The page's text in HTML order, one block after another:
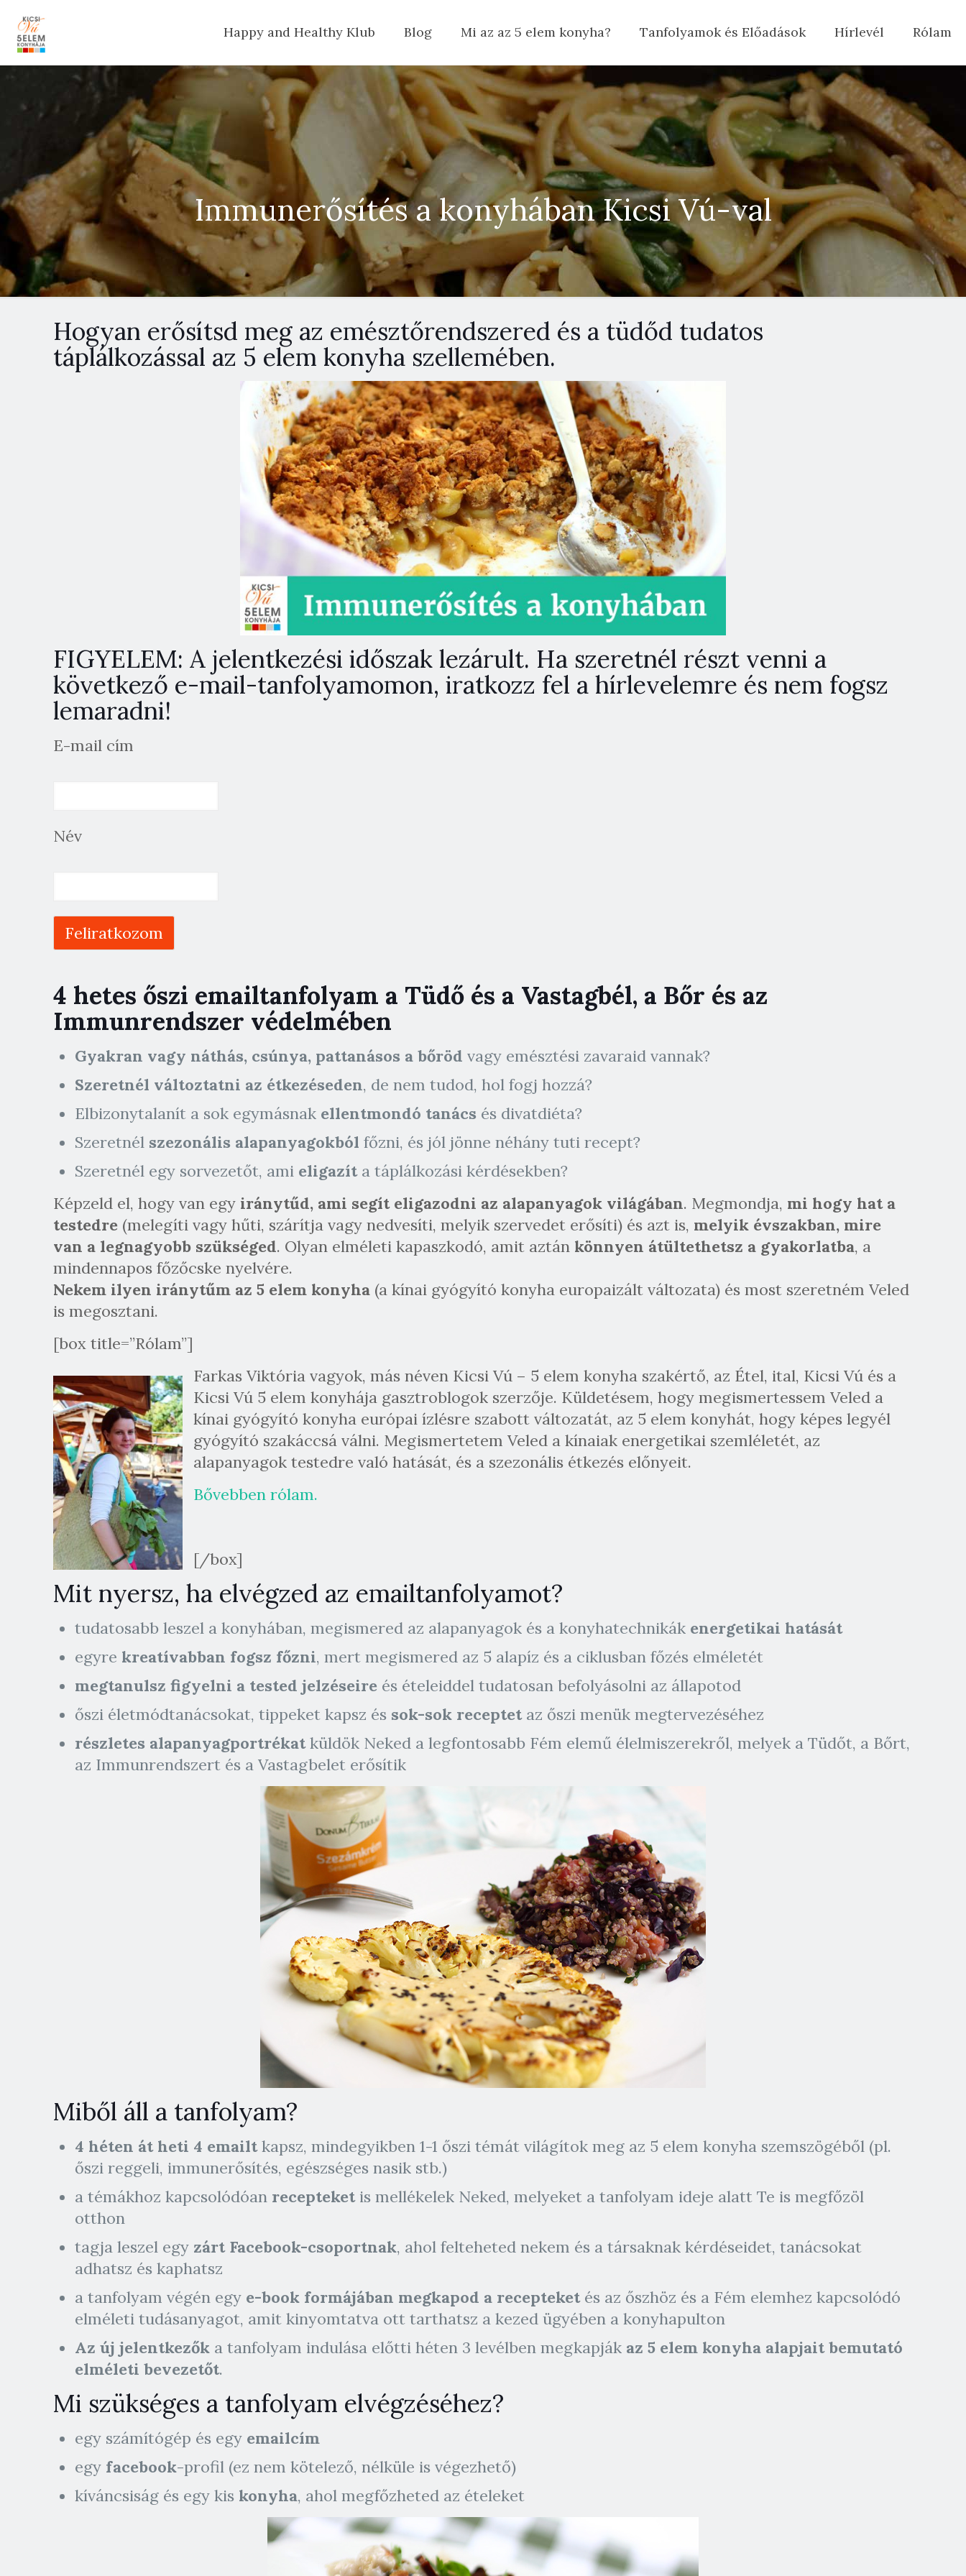
Happy and Healthy Klub Blog Mi az az 5 elem konyha? Tanfolyamok és Előadások Hírlevél Rólam
Immunerősítés a konyhában Kicsi Vú-val
Hogyan erősítsd meg az emésztőrendszered és a tüdőd tudatos
táplálkozással az 5 elem konyha szellemében.
FIGYELEM: A jelentkezési időszak lezárult. Ha szeretnél részt venni a
következő e-mail-tanfolyamomon, iratkozz fel a hírlevelemre és nem fogsz
lemaradni!
E-mail cím
Név
4 hetes őszi emailtanfolyam a Tüdő és a Vastagbél, a Bőr és az
Immunrendszer védelmében
Gyakran vagy náthás, csúnya, pattanásos a bőrödvagy emésztési zavaraid vannak?
Szeretnél változtatni az étkezéseden, de nem tudod, hol fogj hozzá?
Elbizonytalanít a sok egymásnak ellentmondó tanács és divatdiéta?
Szeretnél szezonális alapanyagokból főzni, és jól jönne néhány tuti recept?
Szeretnél egy sorvezetőt, ami eligazíta táplálkozási kérdésekben?
Képzeld el, hogy van egy iránytűd, ami segít eligazodni az alapanyagok világában. Megmondja, mi hogy hat a
testedre (melegíti vagy hűti, szárítja vagy nedvesíti, melyik szervedet erősíti) és azt is, melyik évszakban, mire
van a legnagyobb szükséged. Olyan elméleti kapaszkodó, amit aztán könnyen átültethetsz a gyakorlatba, a
mindennapos főzőcske nyelvére.
Nekem ilyen iránytűm az 5 elem konyha (a kínai gyógyító konyha europaizált változata) és most szeretném Veled
is megosztani.
[box title=”Rólam”]
Farkas Viktória vagyok, más néven Kicsi Vú – 5 elem konyha szakértő, az Étel, ital, Kicsi Vú és a
Kicsi Vú 5 elem konyhája gasztroblogok szerzője. Küldetésem, hogy megismertessem Veled a
kínai gyógyító konyha európai ízlésre szabott változatát, az 5 elem konyhát, hogy képes legyél
gyógyító szakáccsá válni. Megismertetem Veled a kínaiak energetikai szemléletét, az
alapanyagok testedre való hatását, és a szezonális étkezés előnyeit.
Bővebben rólam.
[/box]
Mit nyersz, ha elvégzed az emailtanfolyamot?
tudatosabb leszel a konyhában, megismered az alapanyagok és a konyhatechnikák energetikai hatását
egyre kreatívabban fogsz főzni, mert megismered az 5 alapíz és a ciklusban főzés elméletét
megtanulsz figyelni a tested jelzéseire és ételeiddel tudatosan befolyásolni az állapotod
őszi életmódtanácsokat, tippeket kapsz és sok-sok receptetaz őszi menük megtervezéséhez
részletes alapanyagportrékatküldök Neked a legfontosabb Fém elemű élelmiszerekről, melyek a Tüdőt, a Bőrt,
az Immunrendszert és a Vastagbelet erősítik
Miből áll a tanfolyam?
4 héten át heti 4 emailtkapsz, mindegyikben 1-1 őszi témát világítok meg az 5 elem konyha szemszögéből (pl.
őszi reggeli, immunerősítés, egészséges nasik stb.)
a témákhoz kapcsolódóan recepteketis mellékelek Neked, melyeket a tanfolyam ideje alatt Te is megfőzöl
otthon
tagja leszel egy zárt Facebook-csoportnak, ahol felteheted nekem és a társaknak kérdéseidet, tanácsokat
adhatsz és kaphatsz
a tanfolyam végén egy e-book formájában megkapod a recepteketés az őszhöz és a Fém elemhez kapcsolódó
elméleti tudásanyagot, amit kinyomtatva ott tarthatsz a kezed ügyében a konyhapulton
Az új jelentkezők a tanfolyam indulása előtti héten 3 levélben megkapják az 5 elem konyha alapjait bemutató
elméleti bevezetőt.
Mi szükséges a tanfolyam elvégzéséhez?
egy számítógép és egy emailcím
egy facebook-profil (ez nem kötelező, nélküle is végezhető)
kíváncsiság és egy kis konyha, ahol megfőzheted az ételeket